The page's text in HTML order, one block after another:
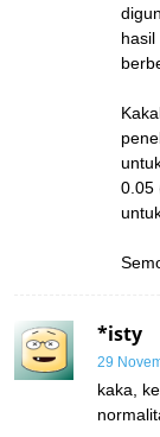
0.05
*isty
29
kaka,